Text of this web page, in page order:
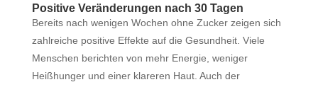
Positive Veränderungen nach 30 Tagen
Bereits nach wenigen Wochen ohne Zucker zeigen sich
zahlreiche positive Effekte auf die Gesundheit. Viele
Menschen berichten von mehr Energie, weniger
Heißhunger und einer klareren Haut. Auch der